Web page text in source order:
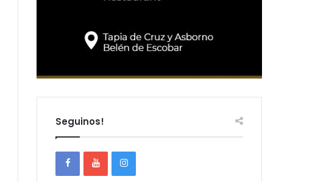
Seguinos!